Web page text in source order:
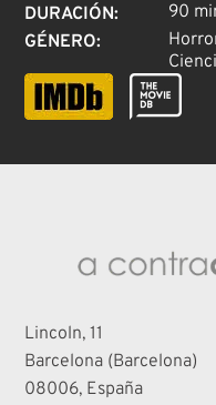
DURACIÓN:
90
GÉNERO:
Lincoln, 11
Barcelona (Barcelona)
08006, España